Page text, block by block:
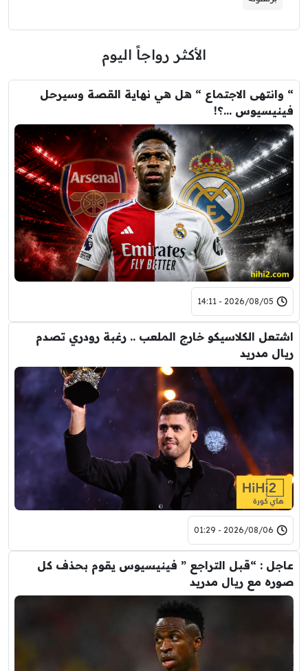
الأكثر رواجاً اليوم
“ وانتهى الاجتماع “ هل هي نهاية القصة وسيرحل
فينيسيوس …؟!
2026/08/05 - 14:11
اشتعل الكلاسيكو خارج الملعب .. رغبة رودري تصدم
ريال مدريد
2026/08/06 - 01:29
عاجل : “قبل التراجع ” فينيسيوس يقوم بحذف كل
صوره مع ريال مدريد